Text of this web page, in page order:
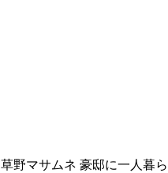
草野マサムネ 豪邸に一人暮